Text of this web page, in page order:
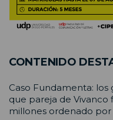
CONTENIDO
Caso Fundamenta: los
que pareja de Vivanco
millones ordenado por